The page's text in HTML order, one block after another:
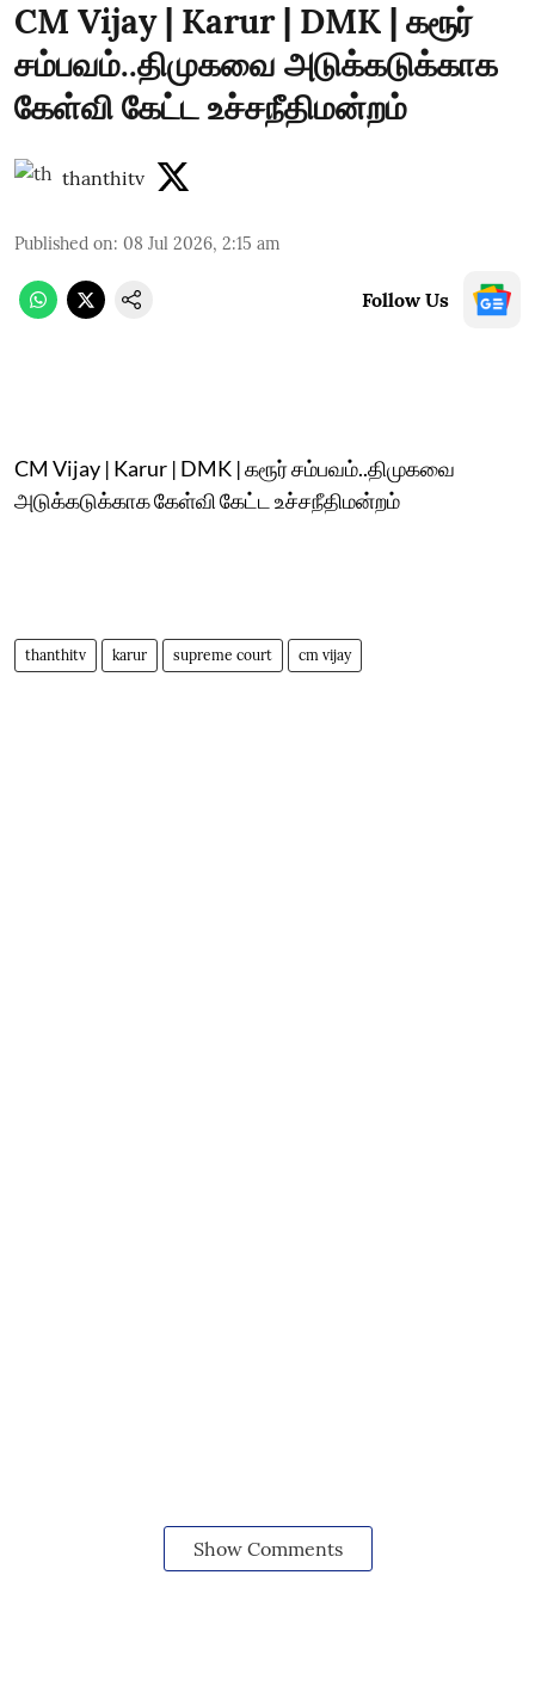
CM Vijay | Karur | DMK | கரூர்
சம்பவம்..திமுகவை அடுக்கடுக்காக
கேள்வி கேட்ட உச்சநீதிமன்றம்
thanthitv
Published on: 08 Jul 2026, 2:15 am
Follow Us
CM Vijay | Karur | DMK | கரூர் சம்பவம்..திமுகவை
அடுக்கடுக்காக கேள்வி கேட்ட உச்சநீதிமன்றம்
thanthitv karur supreme court cm vijay
Show Comments